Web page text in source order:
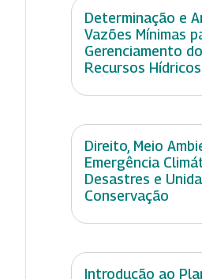
Determinação e
Vazões Mínimas
Gerenciamento
Recursos Hídricos
Direito, Meio
Emergência
Desastres e
Conservação
Introdução ao